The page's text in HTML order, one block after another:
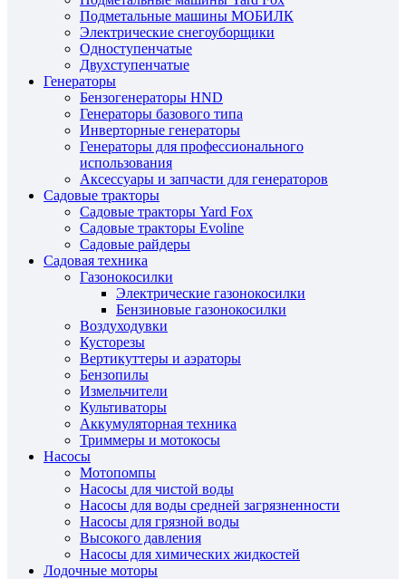
Подметальные машины МОБИЛК
Электрические снегоуборщики
Одноступенчатые
Двухступенчатые
Генераторы
Бензогенераторы HND
Генераторы базового типа
Инверторные генераторы
Генераторы для профессионального
использования
Аксессуары и запчасти для генераторов
Садовые тракторы
Садовые тракторы Yard Fox
Садовые тракторы Evoline
Садовые райдеры
Садовая техника
Газонокосилки
Электрические газонокосилки
Бензиновые газонокосилки
Воздуходувки
Кусторезы
Вертикуттеры и аэраторы
Бензопилы
Измельчители
Культиваторы
Аккумуляторная техника
Триммеры и мотокосы
Насосы
Мотопомпы
Насосы для чистой воды
Насосы для воды средней загрязненности
Насосы для грязной воды
Высокого давления
Насосы для химических жидкостей
Лодочные моторы